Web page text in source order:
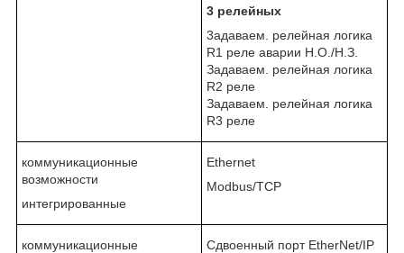
3 релейных
3адаваем. релейная логика
R1 реле аварии Н.О./Н.З.
Задаваем. релейная логика
R2 реле
Задаваем. релейная логика
R3 реле
коммуникационные
возможности
интегрированные
Ethernet
Modbus/TCP
коммуникационные
Сдвоенный порт EtherNet/IP